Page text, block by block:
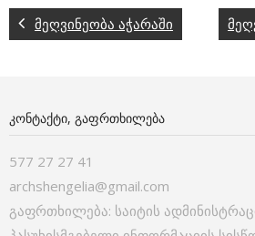
მეღვინეობა აჭარაში
ᲙᲝᲜᲢᲐᲥᲢᲘ, ᲒᲐᲤᲠᲗᲮᲘᲚᲔᲑᲐ
577 27 27 41
archshengelia@gmail.com
გაფრთხილება: საიტის